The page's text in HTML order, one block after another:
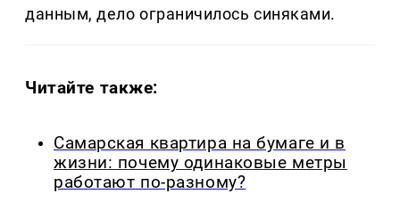
данным, дело ограничилось синяками.
Читайте также:
Самарская квартира на бумаге и в
жизни: почему одинаковые метры
работают по-разному?